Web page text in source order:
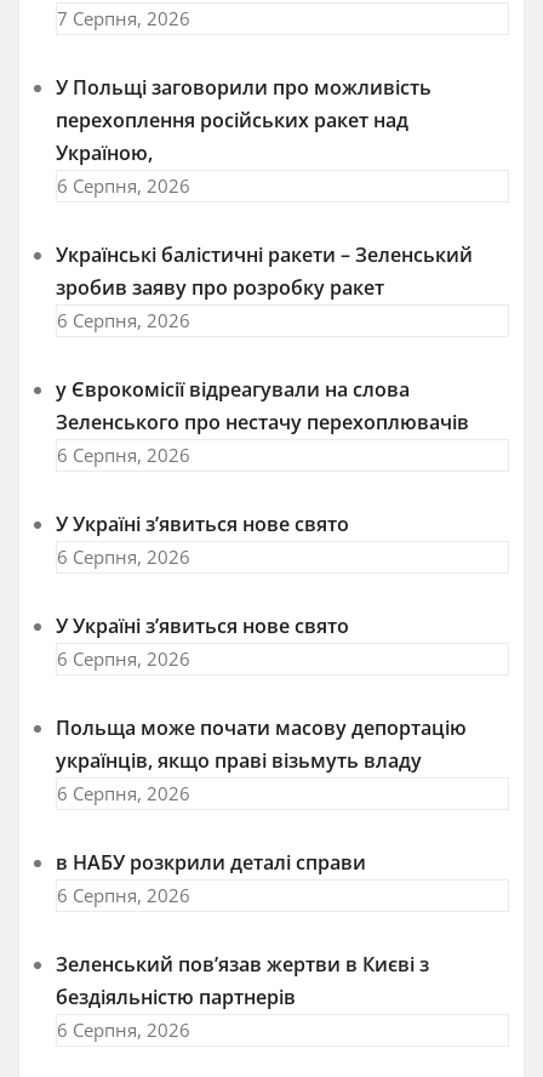
7 Серпня, 2026
У Польщі заговорили про можливість
перехоплення російських ракет над
Україною,
6 Серпня, 2026
Українські балістичні ракети – Зеленський
зробив заяву про розробку ракет
6 Серпня, 2026
у Єврокомісії відреагували на слова
Зеленського про нестачу перехоплювачів
6 Серпня, 2026
У Україні з’явиться нове свято
6 Серпня, 2026
У Україні з’явиться нове свято
6 Серпня, 2026
Польща може почати масову депортацію
українців, якщо праві візьмуть владу
6 Серпня, 2026
в НАБУ розкрили деталі справи
6 Серпня, 2026
Зеленський пов’язав жертви в Києві з
бездіяльністю партнерів
6 Серпня, 2026